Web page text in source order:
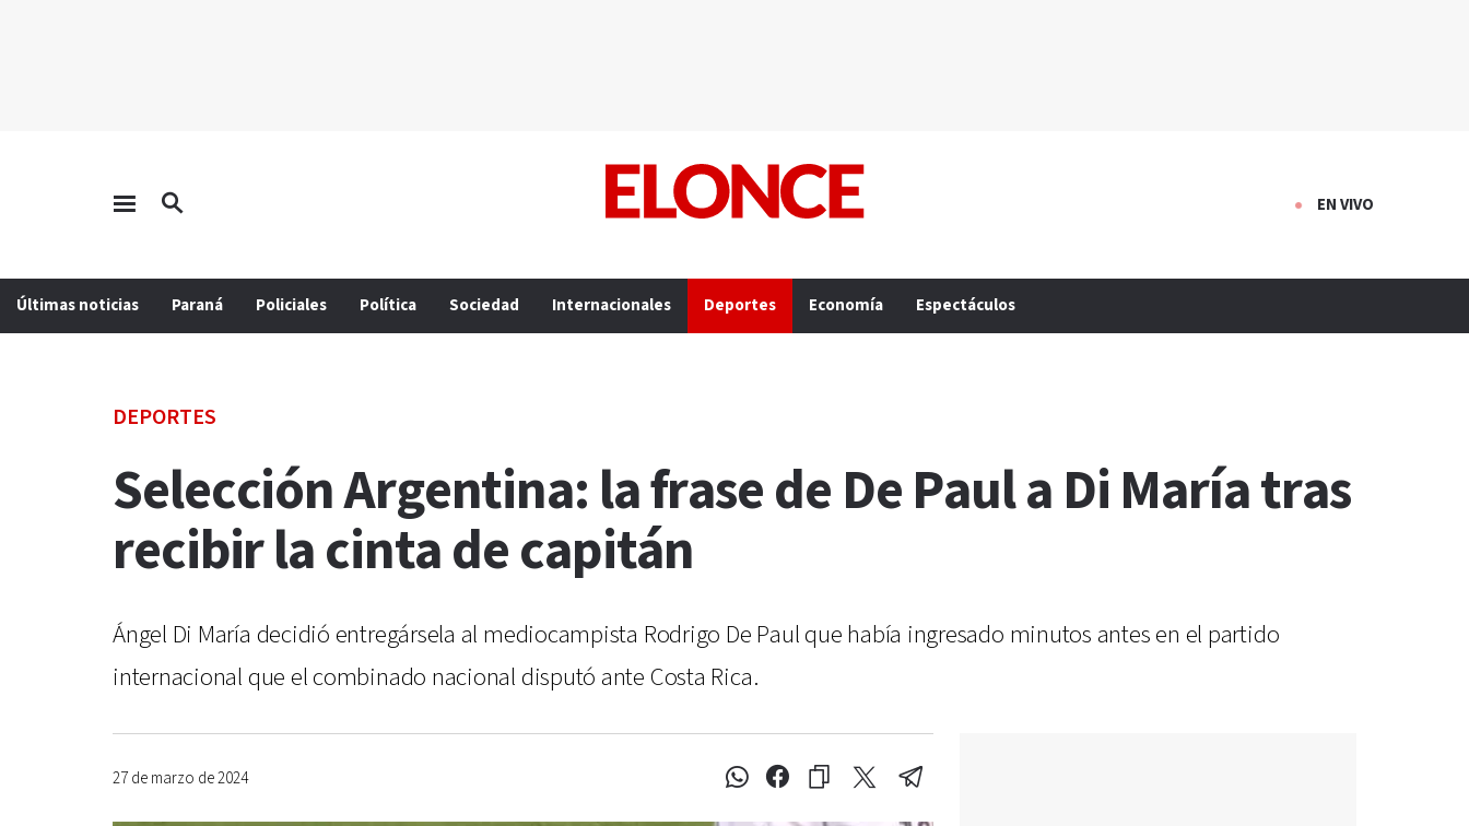
EN VIVO
Últimas noticias Paraná Policiales Política Sociedad Internacionales Deportes Economía Espectáculos
DEPORTES
Selección Argentina: la frase de De Paul a Di María tras
recibir la cinta de capitán
Ángel Di María decidió entregársela al mediocampista Rodrigo De Paul que había ingresado minutos antes en el partido
internacional que el combinado nacional disputó ante Costa Rica.
27 de marzo de 2024